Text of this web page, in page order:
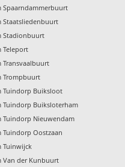
Spaarndammerbuurt
Staatsliedenbuurt
Stadionbuurt
Teleport
Transvaalbuurt
Trompbuurt
Tuindorp Buiksloot
Tuindorp Buiksloterham
Tuindorp Nieuwendam
Oostzaan
Tuinwijck
Van der Kunbuurt